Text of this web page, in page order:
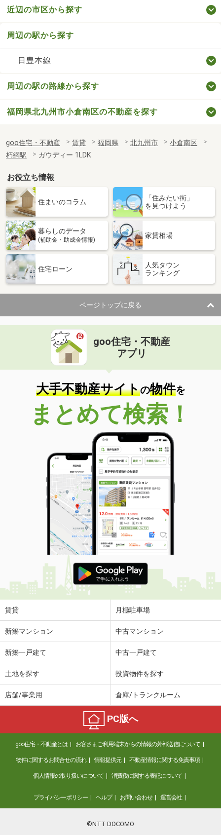
近辺の市区から探す
周辺の駅から探す
日豊本線
周辺の駅の路線から探す
福岡県北九州市小倉南区の不動産を探す
goo住宅・不動産 賃貸 福岡県 北九州市
小倉南区
朽網駅
ガウディー 1LDK
お役立ち情報
住まいのコラム
「住みたい街」
を見つけよう
暮らしのデータ
(補助金・助成金情報)
家賃相場
住宅ローン
人気タウン
ランキング
ページトップに戻る
goo住宅・不動産
アプリ
大手不動産サイトの物件を
まとめて検索！
賃貸 月極駐車場
新築マンション 中古マンション
新築一戸建て 中古一戸建て
土地を探す 投資物件を探す
店舗/事業用 倉庫/トランクルーム
PC版へ
goo住宅・不動産とは お客さまご利用端末からの情報の外部送信について
物件に関するお問合せの流れ 情報提供元 不動産情報に関する免責事項
個人情報の取り扱いについて 消費税に関する表記について
プライバシーポリシー ヘルプ お問い合わせ 運営会社
©NTT DOCOMO